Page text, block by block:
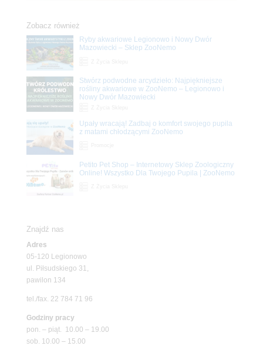
Zobacz również
Ryby akwariowe Legionowo i Nowy Dwór
Mazowiecki – Sklep ZooNemo
Stwórz podwodne arcydzieło: Najpiękniejsze
rośliny akwariowe w ZooNemo – Legionowo i
Nowy Dwór Mazowiecki
Upały wracają! Zadbaj o komfort swojego pupila
z matami chłodzącymi ZooNemo
Petito Pet Shop – Internetowy Sklep Zoologiczny
Online! Wszystko Dla Twojego Pupila | ZooNemo
Znajdź nas
Adres
05-120 Legionowo
ul. Piłsudskiego 31,
pawilon 134
tel./fax. 22 784 71 96
Godziny pracy
pon. – piąt. 10.00 – 19.00
sob. 10.00 – 15.00